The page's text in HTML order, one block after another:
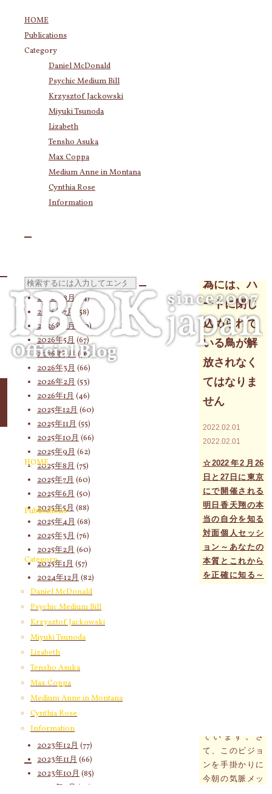
HOME
Publications
Category
Daniel McDonald
Psychic Medium Bill
Krzysztof Jackowski
Miyuki Tsunoda
Lizabeth
Tensho Asuka
Max Coppa
Medium Anne in Montana
Cynthia Rose
Information
検
索
対
HOME
Publications
Category
Daniel McDonald
Psychic Medium Bill
Krzysztof Jackowski
Miyuki Tsunoda
Lizabeth
Tensho Asuka
Max Coppa
Medium Anne in Montana
Cynthia Rose
Information
為には、ハ
ートに閉じ
込められて
いる鳥が解
放されなく
てはなりま
せん
2022.02.01
2022.02.01
☆2022年2月26
日と27日に東京
にで開催される
明日香天翔の本
当の自分を知る
対面個人セッシ
ョン～あなたの
本質とこれから
を正確に知る～
ています。さ
て、このビジョ
ンを手掛かりに
今朝の気脈メッ
Daniel McDonald (243)
Psychic Medium Bill
Katherine
Krzysztof Jackowski
Miyuki Tsunoda(2,918)
Lizabeth(255)
Tensho Asuka(3,028)
Amanda Coppa(210)
Max Coppa(403)
Archives
2026年8月(14)
2026年7月
(58)
2026年6月 (60)
2026年5月 (67)
2026年4月 (76)
2026年3月 (66)
2026年2月 (53)
2026年1月 (46)
2025年12月 (60)
2025年11月 (55)
2025年10月 (66)
2025年9月 (62)
2025年8月 (75)
2025年7月 (60)
2025年6月 (50)
2025年5月 (88)
2025年4月 (68)
2025年3月 (76)
2025年2月 (60)
2025年1月 (57)
2024年12月 (82)
2024年11月(53)
2024年10月(65)
2024年9月(58)
2024年8月(65)
2024年7月
2024年6月
2024年4月
2024年3月(70)
2024年2月(55)
2024年1月
2023年12月 (77)
2023年11月 (66)
2023年10月 (85)
2023年9月 (59)